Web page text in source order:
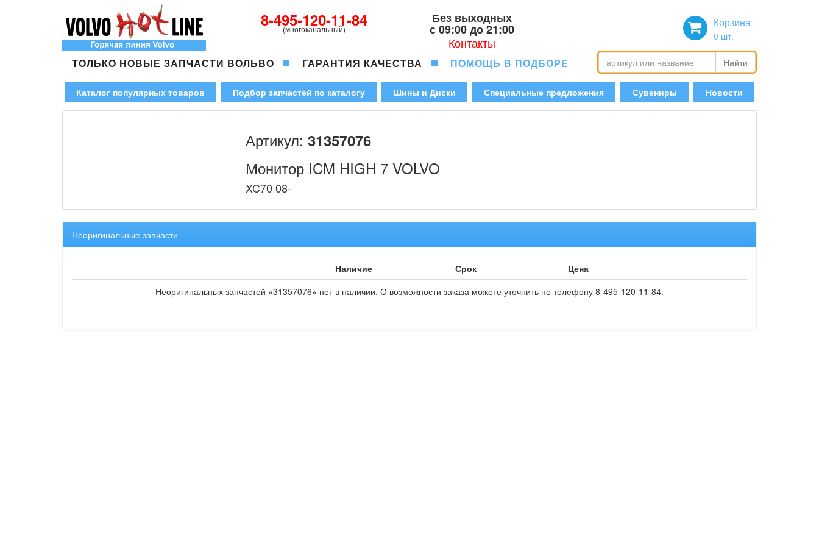
8-495-120-11-84
(многоканальный)
Без выходных
с 09:00 до 21:00
Контакты
Корзина
0 шт.
ТОЛЬКО НОВЫЕ ЗАПЧАСТИ ВОЛЬВО ГАРАНТИЯ КАЧЕСТВА ПОМОЩЬ В ПОДБОРЕ Найти
Каталог популярных товаров Подбор запчастей по каталогу Шины и Диски Специальные предложения Сувениры Новости
Артикул: 31357076
Монитор ICM HIGH 7 VOLVO
XC70 08-
Неоригинальные запчасти
Наличие Срок
Цена
Неоригинальных запчастей «31357076» нет в наличии. О возможности заказа можете уточнить по телефону 8-495-120-11-84.